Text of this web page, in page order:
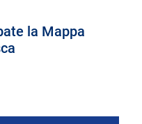
la Mappa